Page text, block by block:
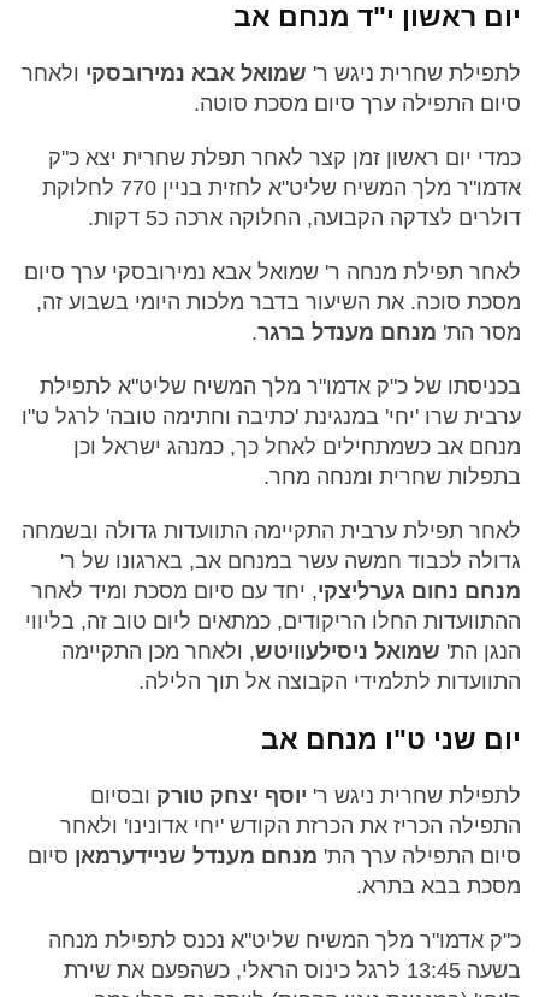
יום ראשון י"ד מנחם אב
לתפילת שחרית ניגש ר' שמואל אבא נמירובסקי ולאחר
סיום התפילה ערך סיום מסכת סוטה.
כמדי יום ראשון זמן קצר לאחר תפלת שחרית יצא כ"ק
אדמו"ר מלך המשיח שליט"א לחזית בניין 770 לחלוקת
דולרים לצדקה הקבועה, החלוקה ארכה כ5 דקות.
לאחר תפילת מנחה ר' שמואל אבא נמירובסקי ערך סיום
מסכת סוכה. את השיעור בדבר מלכות היומי בשבוע זה,
מסר הת' מנחם מענדל ברגר.
בכניסתו של כ"ק אדמו"ר מלך המשיח שליט"א לתפילת
ערבית שרו 'יחי' במנגינת 'כתיבה וחתימה טובה' לרגל ט"ו
מנחם אב כשמתחילים לאחל כך, כמנהג ישראל וכן
בתפלות שחרית ומנחה מחר.
לאחר תפילת ערבית התקיימה התוועדות גדולה ובשמחה
גדולה לכבוד חמשה עשר במנחם אב, בארגונו של ר'
מנחם נחום גערליצקי, יחד עם סיום מסכת ומיד לאחר
ההתוועדות החלו הריקודים, כמתאים ליום טוב זה, בליווי
הנגן הת' שמואל ניסילעוויטש, ולאחר מכן התקיימה
התוועדות לתלמידי הקבוצה אל תוך הלילה.
יום שני ט"ו מנחם אב
לתפילת שחרית ניגש ר' יוסף יצחק טורק ובסיום
התפילה הכריז את הכרזת הקודש 'יחי אדונינו' ולאחר
סיום התפילה ערך הת' מנחם מענדל שניידערמאן סיום
מסכת בבא בתרא.
כ"ק אדמו"ר מלך המשיח שליט"א נכנס לתפילת מנחה
בשעה 13:45 לרגל כינוס הראלי, כשהפעם את שירת